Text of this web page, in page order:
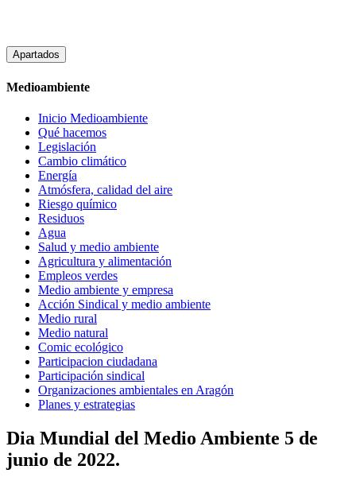
Apartados
Medioambiente
Inicio Medioambiente
Qué hacemos
Legislación
Cambio climático
Energía
Atmósfera, calidad del aire
Riesgo químico
Residuos
Agua
Salud y medio ambiente
Agricultura y alimentación
Empleos verdes
Medio ambiente y empresa
Acción Sindical y medio ambiente
Medio rural
Medio natural
Comic ecológico
Participacion ciudadana
Participación sindical
Organizaciones ambientales en Aragón
Planes y estrategias
Dia Mundial del Medio Ambiente 5 de
junio de 2022.